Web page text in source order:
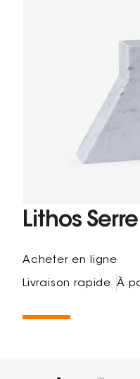
Lithos
Acheter en ligne
Livraison rapide À